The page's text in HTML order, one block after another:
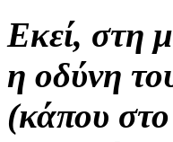
Εκεί, στη
η οδύνη
(κάπου